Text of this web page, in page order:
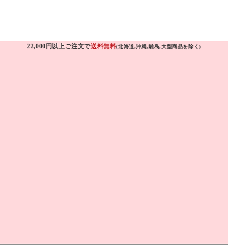
22,000円以上ご注文で送料無料(北海道,沖縄,離島,大型商品を除く)